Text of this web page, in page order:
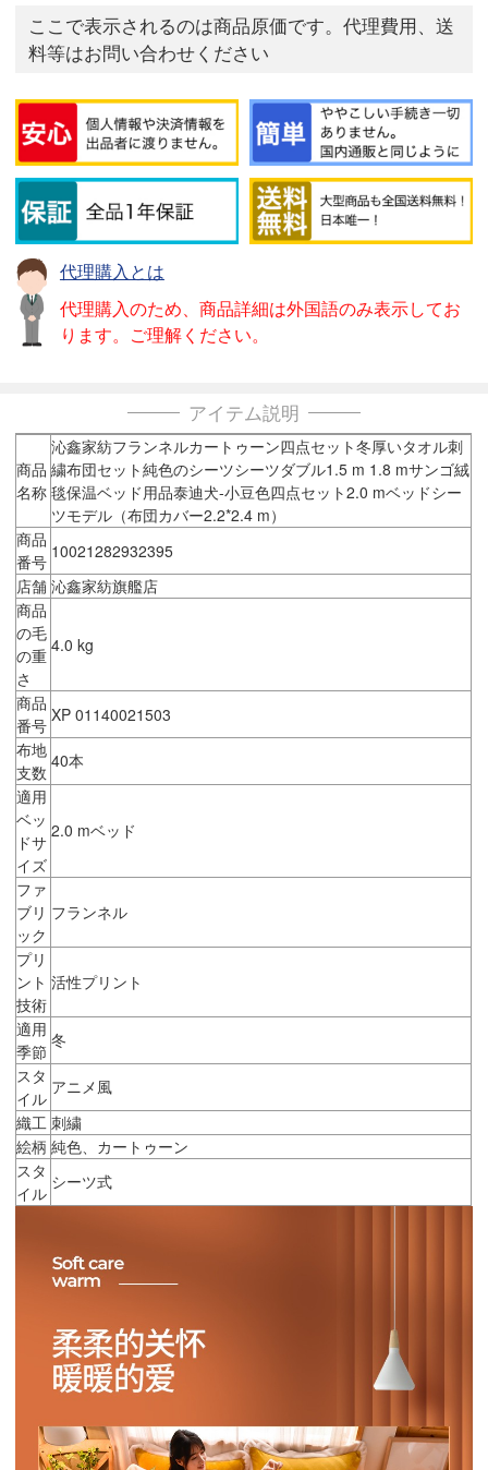
ここで表示されるのは商品原価です。代理費用、送
料等はお問い合わせください
代理購入とは
代理購入のため、商品詳細は外国語のみ表示してお
ります。ご理解ください。
アイテム説明
商品
名称
沁鑫家紡フランネルカートゥーン四点セット冬厚いタオル刺
繍布団セット純色のシーツシーツダブル1.5 m 1.8 mサンゴ絨
毯保温ベッド用品泰迪犬-小豆色四点セット2.0 mベッドシー
ツモデル（布団カバー2.2*2.4 m）
商品
番号 10021282932395
店舗 沁鑫家紡旗艦店
商品
の毛
の重
さ
4.0 kg
商品
番号 XP 01140021503
布地
支数
40本
適用
ベッ
ドサ
イズ
2.0 mベッド
ファ
ブリ
ック
フランネル
プリ
ント
技術
活性プリント
適用
季節
冬
スタ
イル
アニメ風
織工 刺繍
絵柄 純色、カートゥーン
スタ
イル
シーツ式